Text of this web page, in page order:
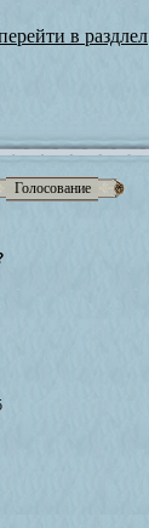
Голосование
в раздлел